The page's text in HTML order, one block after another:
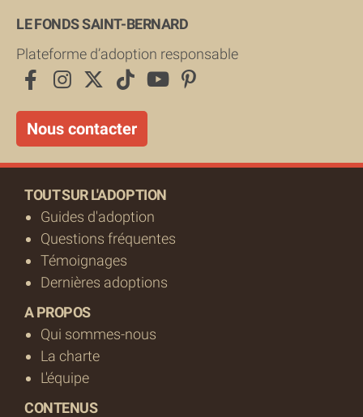
LE FONDS SAINT-BERNARD
Plateforme d’adoption responsable
Nous contacter
TOUT SUR L'ADOPTION
Guides d'adoption
Questions fréquentes
Témoignages
Dernières adoptions
A PROPOS
Qui sommes-nous
La charte
L'équipe
CONTENUS